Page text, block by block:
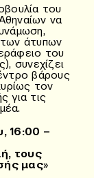
του
να
άτυπων
του
συνεχίζει
βάρους
τον
για τις
16:00 –
τους
μας»